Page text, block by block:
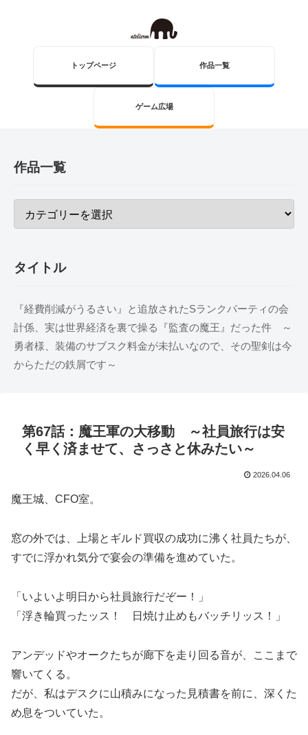
トップページ 作品一覧
ゲーム広場
作品一覧
タイトル
『経費削減がうるさい』と追放されたSランクパーティの会
計係、実は世界経済を裏で操る『監査の魔王』だった件 ～
勇者様、装備のサブスク料金が未払いなので、その聖剣は今
からただの鉄屑です～
第67話：魔王軍の大移動 ～社員旅行は安
く早く済ませて、さっさと休みたい～
2026.04.06
魔王城、CFO室。
窓の外では、上場とギルド買収の成功に沸く社員たちが、
すでに浮かれ気分で宴会の準備を進めていた。
「いよいよ明日から社員旅行だぞー！」
「浮き輪買ったッス！ 日焼け止めもバッチリッス！」
アンデッドやオークたちが廊下を走り回る音が、ここまで
響いてくる。
だが、私はデスクに山積みになった見積書を前に、深くた
め息をついていた。